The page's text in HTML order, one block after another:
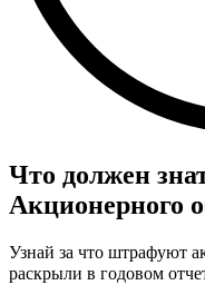
Что должен
Акционерного
Узнай за что штрафуют
раскрыли в годовом